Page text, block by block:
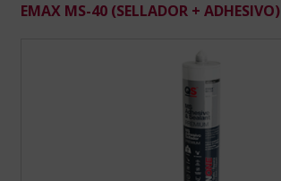
EMAX MS-40 (SELLADOR + ADHESIVO)